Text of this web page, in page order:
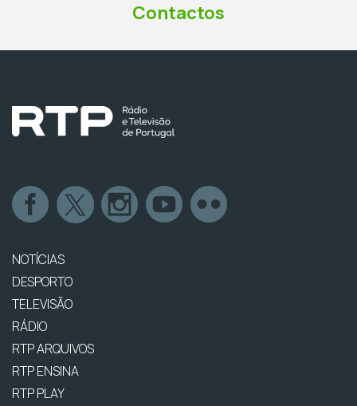
Contactos
NOTÍCIAS
DESPORTO
TELEVISÃO
RÁDIO
RTP ARQUIVOS
RTP ENSINA
RTP PLAY